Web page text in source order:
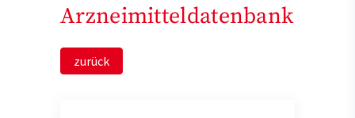
Arzneimitteldatenbank
zurück